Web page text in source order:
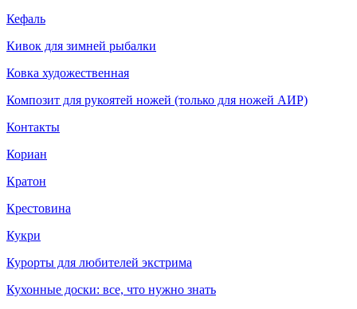
Кефаль
Кивок для зимней рыбалки
Ковка художественная
Композит для рукоятей ножей (только для ножей АИР)
Контакты
Кориан
Кратон
Крестовина
Кукри
Курорты для любителей экстрима
Кухонные доски: все, что нужно знать